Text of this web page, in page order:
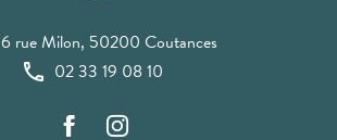
6 rue Milon, 50200 Coutances
02 33 19 08 10